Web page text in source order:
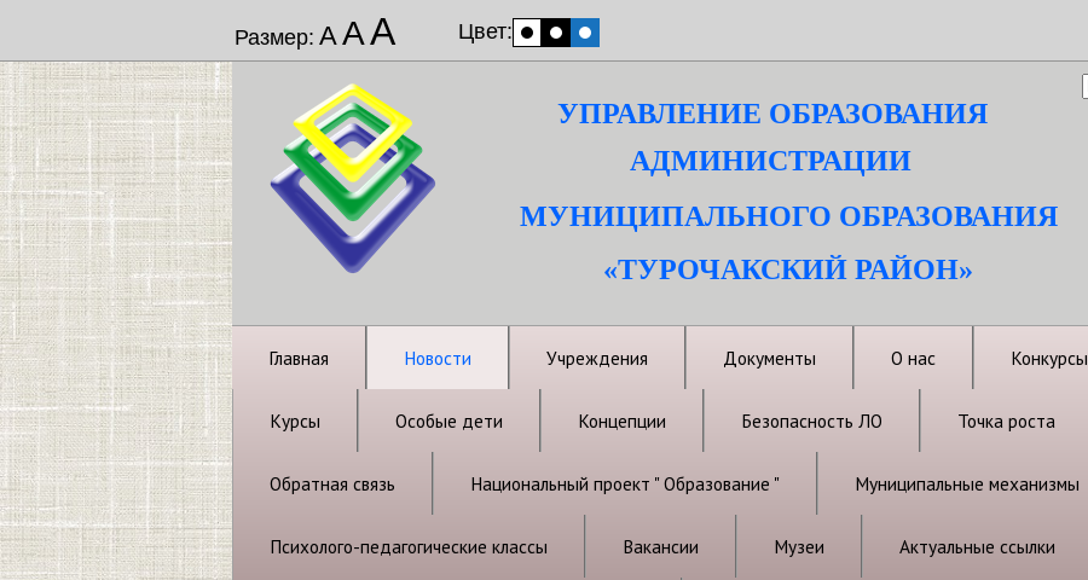
Размер: ААА Цвет:
УПРАВЛЕНИЕ ОБРАЗОВАНИЯ
АДМИНИСТРАЦИИ
МУНИЦИПАЛЬНОГО ОБРАЗОВАНИЯ
«ТУРОЧАКСКИЙ РАЙОН»
Главная Новости Учреждения Документы О нас Конкурсы
Курсы Особые дети Концепции Безопасность ЛО Точка роста
Обратная связь Национальный проект " Образование " Муниципальные механизмы
Психолого-педагогические классы Вакансии Музеи Актуальные ссылки